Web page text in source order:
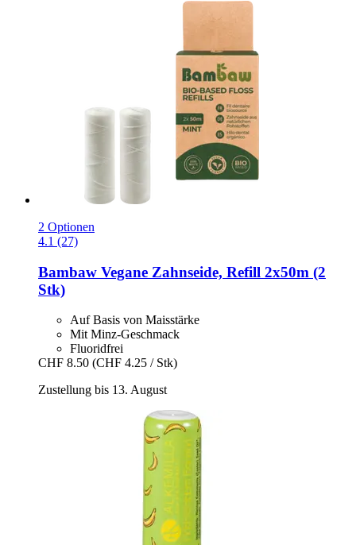
2 Optionen
4.1 (27)
Bambaw Vegane Zahnseide, Refill 2x50m (2
Stk)
Auf Basis von Maisstärke
Mit Minz-Geschmack
Fluoridfrei
CHF 8.50 (CHF 4.25 / Stk)
Zustellung bis 13. August